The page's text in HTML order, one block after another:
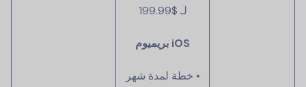
لـ $199.99
iOS بريميوم
• خطة لمدة شهر